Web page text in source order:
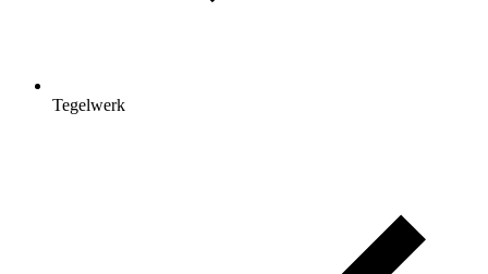
Tegelwerk